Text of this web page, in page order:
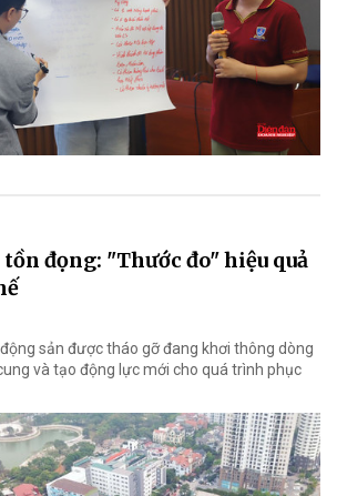
tồn đọng: "Thước đo" hiệu quả
sản được tháo gỡ đang khơi thông dòng
và tạo động lực mới cho quá trình phục